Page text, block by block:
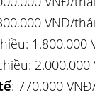
VNĐ/
1.800.000
: 770.000